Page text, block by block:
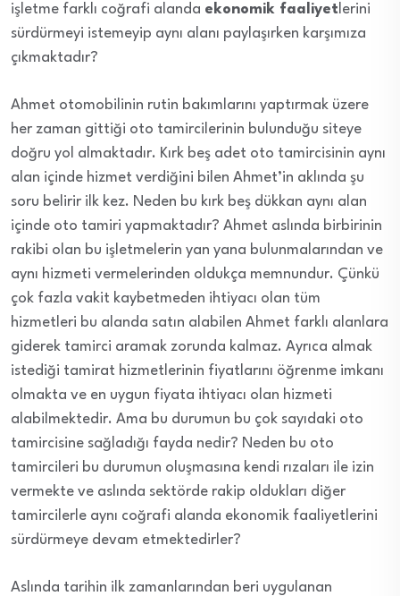
işletme farklı coğrafi alanda ekonomik faaliyet lerini
sürdürmeyi istemeyip aynı alanı paylaşırken karşımıza
çıkmaktadır?
Ahmet otomobilinin rutin bakımlarını yaptırmak üzere
her zaman gittiği oto tamircilerinin bulunduğu siteye
doğru yol almaktadır. Kırk beş adet oto tamircisinin aynı
alan içinde hizmet verdiğini bilen Ahmet’in aklında şu
soru belirir ilk kez. Neden bu kırk beş dükkan aynı alan
içinde oto tamiri yapmaktadır? Ahmet aslında birbirinin
rakibi olan bu işletmelerin yan yana bulunmalarından ve
aynı hizmeti vermelerinden oldukça memnundur. Çünkü
çok fazla vakit kaybetmeden ihtiyacı olan tüm
hizmetleri bu alanda satın alabilen Ahmet farklı alanlara
giderek tamirci aramak zorunda kalmaz. Ayrıca almak
istediği tamirat hizmetlerinin fiyatlarını öğrenme imkanı
olmakta ve en uygun fiyata ihtiyacı olan hizmeti
alabilmektedir. Ama bu durumun bu çok sayıdaki oto
tamircisine sağladığı fayda nedir? Neden bu oto
tamircileri bu durumun oluşmasına kendi rızaları ile izin
vermekte ve aslında sektörde rakip oldukları diğer
tamircilerle aynı coğrafi alanda ekonomik faaliyetlerini
sürdürmeye devam etmektedirler?
Aslında tarihin ilk zamanlarından beri uygulanan